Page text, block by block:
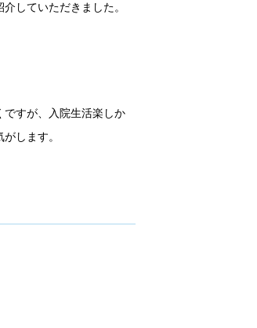
していただきました。
ですが、入院生活楽しか
します。